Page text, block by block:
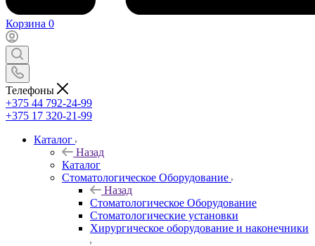
Корзина 0
Телефоны
+375 44 792-24-99
+375 17 320-21-99
Каталог
Назад
Каталог
Стоматологическое Оборудование
Назад
Стоматологическое Оборудование
Стоматологические установки
Хирургическое оборудование и наконечники